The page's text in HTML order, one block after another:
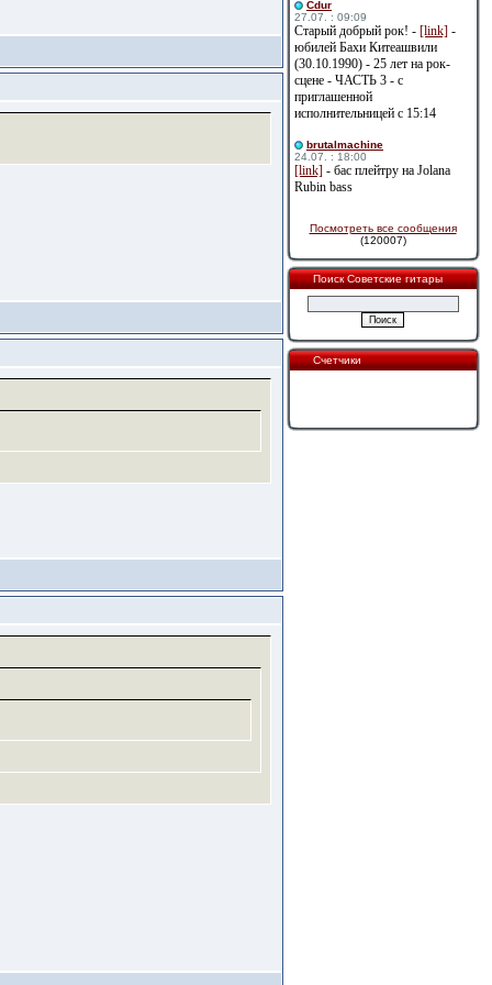
Cdur
27.07. : 09:09
Старый добрый рок! - [link] -
юбилей Бахи Китеашвили
(30.10.1990) - 25 лет на рок-
сцене - ЧАСТЬ 3 - с
приглашенной
исполнительницей с 15:14
brutalmachine
24.07. : 18:00
[link] - бас плейтру на Jolana
Rubin bass
Посмотреть все сообщения
(120007)
Поиск Советские гитары
Счетчики